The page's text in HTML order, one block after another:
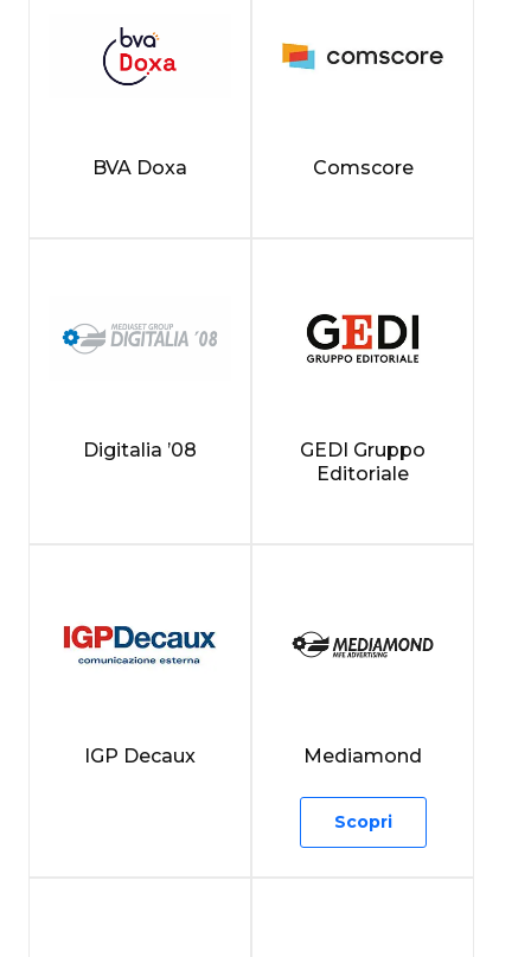
BVA Doxa Comscore
Digitalia ’08
GEDI Gruppo
Editoriale
IGP Decaux Mediamond
Scopri